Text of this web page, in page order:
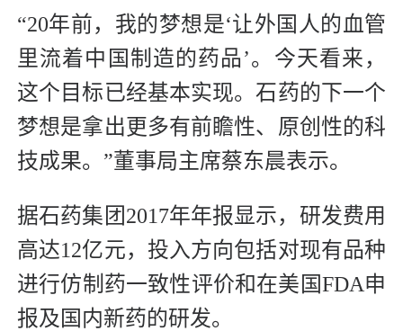
“20年前，我的梦想是‘让外国人的血管
里流着中国制造的药品’。今天看来，
这个目标已经基本实现。石药的下一个
梦想是拿出更多有前瞻性、原创性的科
技成果。”董事局主席蔡东晨表示。
据石药集团2017年年报显示，研发费用
高达12亿元，投入方向包括对现有品种
进行仿制药一致性评价和在美国FDA申
报及国内新药的研发。